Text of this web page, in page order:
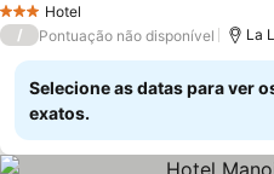
3 EstrelasHotel
/ Pontuação não disponível La
Selecione as datas para ver
exatos.